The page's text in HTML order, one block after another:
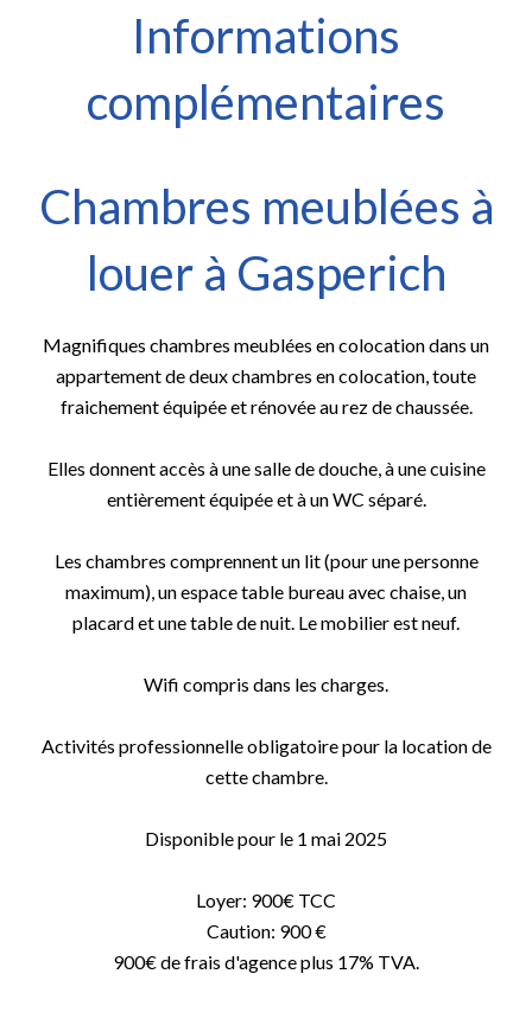
Informations
complémentaires
Chambres meublées à
louer à Gasperich
Magnifiques chambres meublées en colocation dans un
appartement de deux chambres en colocation, toute
fraichement équipée et rénovée au rez de chaussée.
Elles donnent accès à une salle de douche, à une cuisine
entièrement équipée et à un WC séparé.
Les chambres comprennent un lit (pour une personne
maximum), un espace table bureau avec chaise, un
placard et une table de nuit. Le mobilier est neuf.
Wifi compris dans les charges.
Activités professionnelle obligatoire pour la location de
cette chambre.
Disponible pour le 1 mai 2025
Loyer: 900€ TCC
Caution: 900 €
900€ de frais d'agence plus 17% TVA.